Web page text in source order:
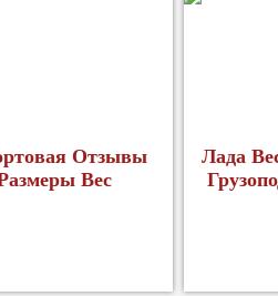
Отзывы
Вес
Лада